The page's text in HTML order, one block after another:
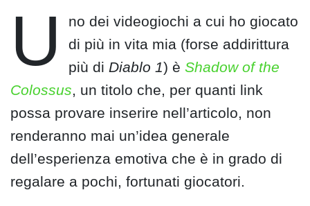
U
no dei videogiochi a cui ho giocato
di più in vita mia (forse addirittura
più di Diablo 1) èShadow of the
Colossus, un titolo che, per quanti link
possa provare inserire nell’articolo, non
renderanno mai un’idea generale
dell’esperienza emotiva che è in grado di
regalare a pochi, fortunati giocatori.